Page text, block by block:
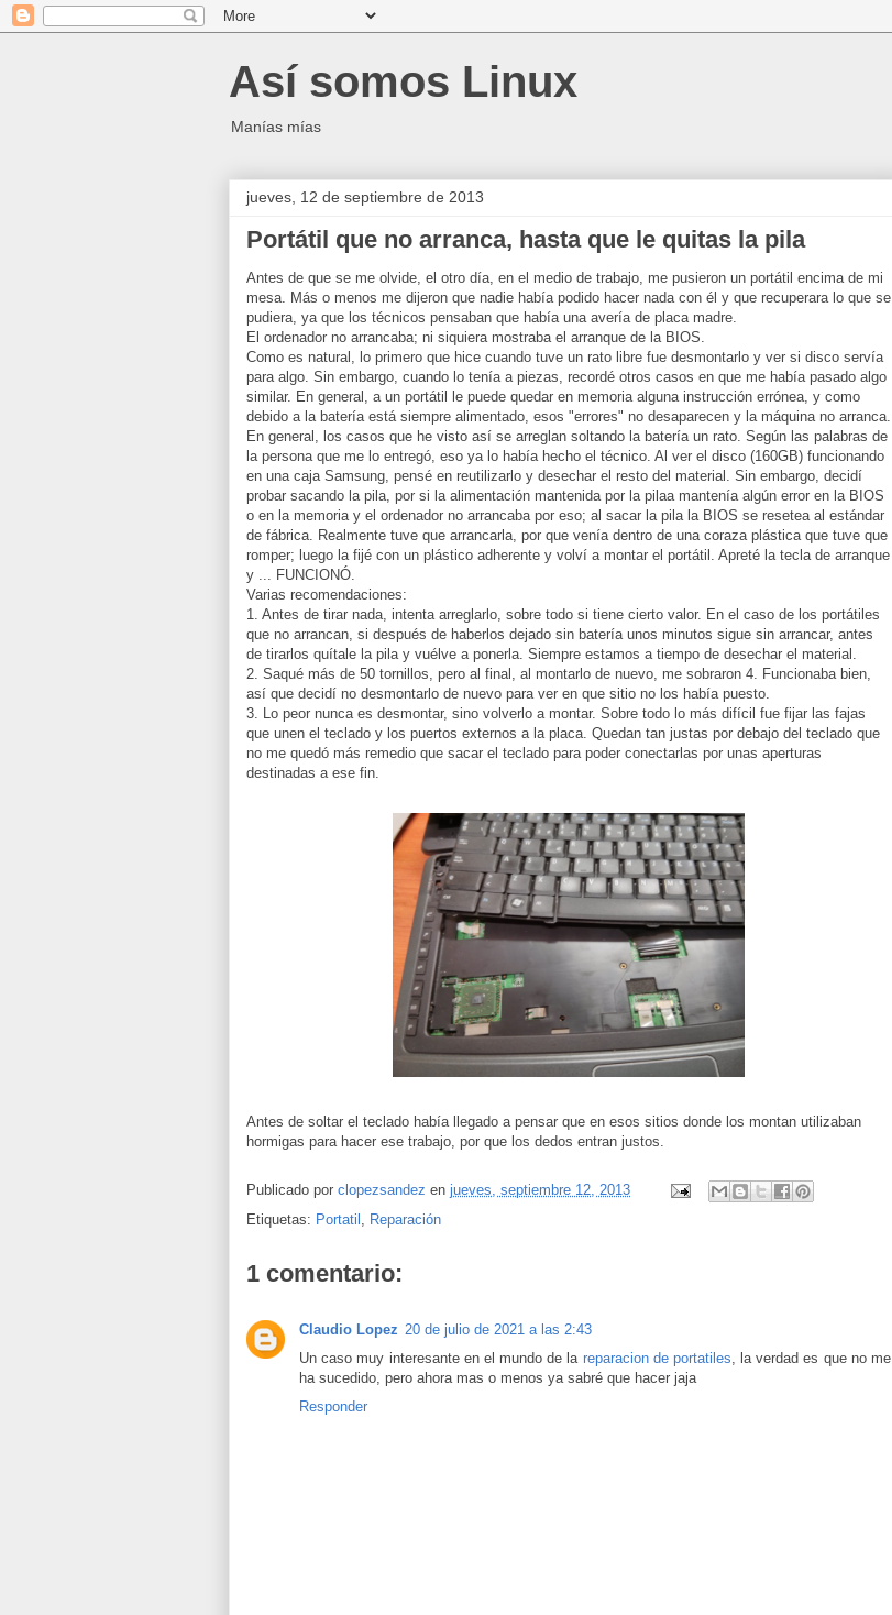
Así somos Linux
Manías mías
jueves, 12 de septiembre de 2013
Portátil que no arranca, hasta que le quitas la pila
Antes de que se me olvide, el otro día, en el medio de trabajo, me pusieron un portátil encima de mi
mesa. Más o menos me dijeron que nadie había podido hacer nada con él y que recuperara lo que se
pudiera, ya que los técnicos pensaban que había una avería de placa madre.
El ordenador no arrancaba; ni siquiera mostraba el arranque de la BIOS.
Como es natural, lo primero que hice cuando tuve un rato libre fue desmontarlo y ver si disco servía
para algo. Sin embargo, cuando lo tenía a piezas, recordé otros casos en que me había pasado algo
similar. En general, a un portátil le puede quedar en memoria alguna instrucción errónea, y como
debido a la batería está siempre alimentado, esos "errores" no desaparecen y la máquina no arranca.
En general, los casos que he visto así se arreglan soltando la batería un rato. Según las palabras de
la persona que me lo entregó, eso ya lo había hecho el técnico. Al ver el disco (160GB) funcionando
en una caja Samsung, pensé en reutilizarlo y desechar el resto del material. Sin embargo, decidí
probar sacando la pila, por si la alimentación mantenida por la pilaa mantenía algún error en la BIOS
o en la memoria y el ordenador no arrancaba por eso; al sacar la pila la BIOS se resetea al estándar
de fábrica. Realmente tuve que arrancarla, por que venía dentro de una coraza plástica que tuve que
romper; luego la fijé con un plástico adherente y volví a montar el portátil. Apreté la tecla de arranque
y ... FUNCIONÓ.
Varias recomendaciones:
1. Antes de tirar nada, intenta arreglarlo, sobre todo si tiene cierto valor. En el caso de los portátiles
que no arrancan, si después de haberlos dejado sin batería unos minutos sigue sin arrancar, antes
de tirarlos quítale la pila y vuélve a ponerla. Siempre estamos a tiempo de desechar el material.
2. Saqué más de 50 tornillos, pero al final, al montarlo de nuevo, me sobraron 4. Funcionaba bien,
así que decidí no desmontarlo de nuevo para ver en que sitio no los había puesto.
3. Lo peor nunca es desmontar, sino volverlo a montar. Sobre todo lo más difícil fue fijar las fajas
que unen el teclado y los puertos externos a la placa. Quedan tan justas por debajo del teclado que
no me quedó más remedio que sacar el teclado para poder conectarlas por unas aperturas
destinadas a ese fin.
Antes de soltar el teclado había llegado a pensar que en esos sitios donde los montan utilizaban
hormigas para hacer ese trabajo, por que los dedos entran justos.
Publicado por clopezsandez en jueves, septiembre 12, 2013
Etiquetas: Portatil , Reparación
1 comentario:
Claudio Lopez 20 de julio de 2021 a las 2:43
Un caso muy interesante en el mundo de la reparacion de portatiles, la verdad es que no me
ha sucedido, pero ahora mas o menos ya sabré que hacer jaja
Responder